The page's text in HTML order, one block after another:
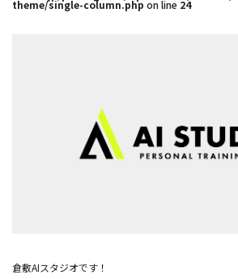
theme/single-column.php on line 24
倉敷AIスタジオです！